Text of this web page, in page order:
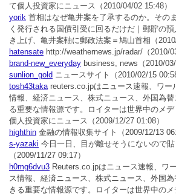
て個人投資家にニュース （2010/04/02 15:48）
yorik 首相はなぜ亀井案を了承するのか。その
く発行される国債引受に回るだけだ｜郵貯の預
き上げ、亀井案軸に郵政法案＝鳩山首相 （
hatensate http://weathernews.jp/radar/ （2010/
brand-new_everyday business, news （2010/
sunlion_gold ニュースサイト
（2010/02/15
tosh43takareuters.co.jpはニュース速報、ワー
情報、経済ニュース、株式ニュース、外国為
る重要な情報源です。ロイターは世界中のメ
個人投資家にニュース （2009/12/27 01:08）
highthin 金融の情報収集サイト
（2009/12/13
s-yazaki 今日一日、目が離せそうにないので
（2009/11/27 09:17）
h0mg6dvu3 Reuters.co.jpはニュース速報、ワ
ス情報、経済ニュース、株式ニュース、外国
きる重要な情報源です。ロイターは世界中の